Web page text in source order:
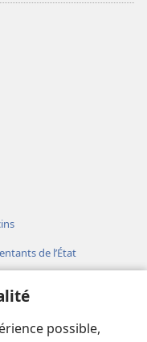
possible,
de l’État